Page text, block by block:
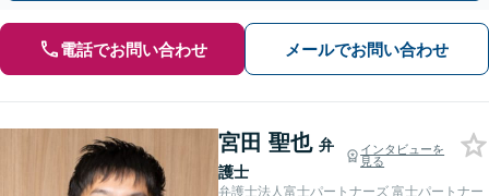
電話でお問い合わせ メールでお問い合わせ
宮田 聖也 弁
護士
インタビューを
見る
弁護士法人富士パートナーズ 富士パートナー